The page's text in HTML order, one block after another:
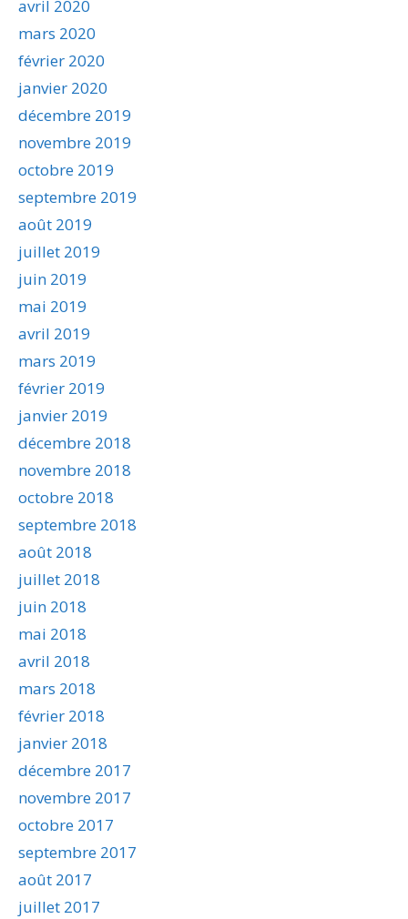
avril 2020
mars 2020
février 2020
janvier 2020
décembre 2019
novembre 2019
octobre 2019
septembre 2019
août 2019
juillet 2019
juin 2019
mai 2019
avril 2019
mars 2019
février 2019
janvier 2019
décembre 2018
novembre 2018
octobre 2018
septembre 2018
août 2018
juillet 2018
juin 2018
mai 2018
avril 2018
mars 2018
février 2018
janvier 2018
décembre 2017
novembre 2017
octobre 2017
septembre 2017
août 2017
juillet 2017